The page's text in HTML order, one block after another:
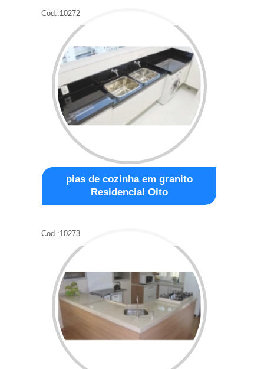
Cod.:10272
pias de cozinha em granito
Residencial Oito
Cod.:10273